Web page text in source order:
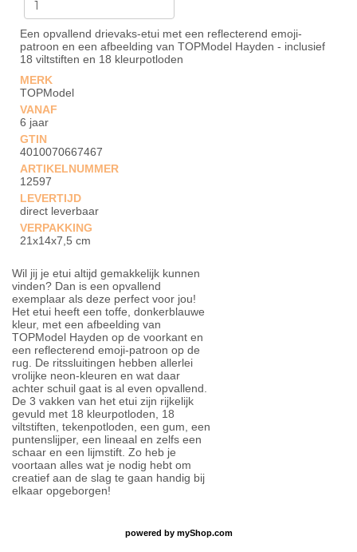
Een opvallend drievaks-etui met een reflecterend emoji-
patroon en een afbeelding van TOPModel Hayden - inclusief
18 viltstiften en 18 kleurpotloden
MERK
TOPModel
VANAF
6 jaar
GTIN
4010070667467
ARTIKELNUMMER
12597
LEVERTIJD
direct leverbaar
VERPAKKING
21x14x7,5 cm
Wil jij je etui altijd gemakkelijk kunnen
vinden? Dan is een opvallend
exemplaar als deze perfect voor jou!
Het etui heeft een toffe, donkerblauwe
kleur, met een afbeelding van
TOPModel Hayden op de voorkant en
een reflecterend emoji-patroon op de
rug. De ritssluitingen hebben allerlei
vrolijke neon-kleuren en wat daar
achter schuil gaat is al even opvallend.
De 3 vakken van het etui zijn rijkelijk
gevuld met 18 kleurpotloden, 18
viltstiften, tekenpotloden, een gum, een
puntenslijper, een lineaal en zelfs een
schaar en een lijmstift. Zo heb je
voortaan alles wat je nodig hebt om
creatief aan de slag te gaan handig bij
elkaar opgeborgen!
powered by myShop.com